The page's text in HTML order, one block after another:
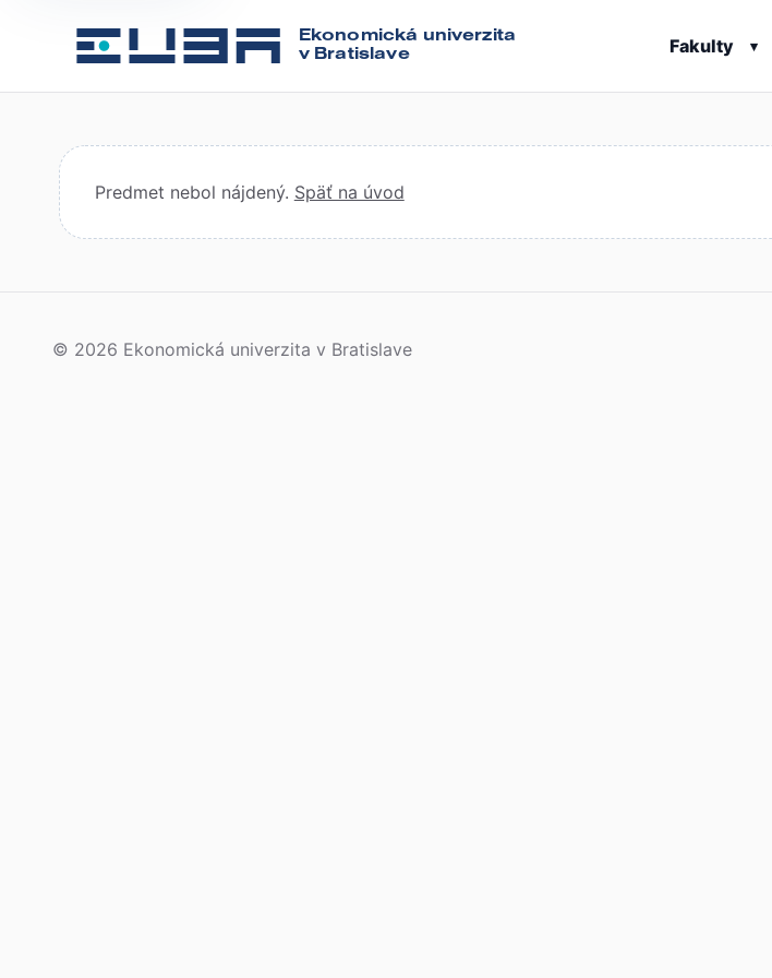
Ekonomická univerzita
v Bratislave
Fakulty ▾
Predmet nebol nájdený. Späť na úvod
© 2026 Ekonomická univerzita v Bratislave